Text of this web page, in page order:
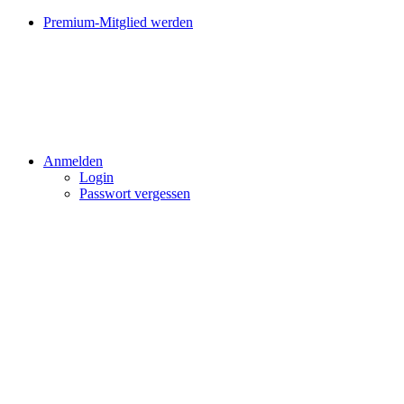
Premium-Mitglied werden
Anmelden
Login
Passwort vergessen